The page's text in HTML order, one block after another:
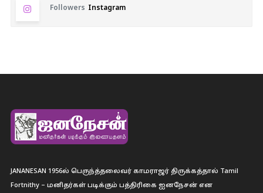
Followers Instagram
JANANESAN 1956ல் பெருந்த்தலைவர் காமராஜர் திருக்கத்தால் Tamil
Fortnithy – மனிதர்கள் படிக்கும் பத்திரிகை ஐனநேசன் என